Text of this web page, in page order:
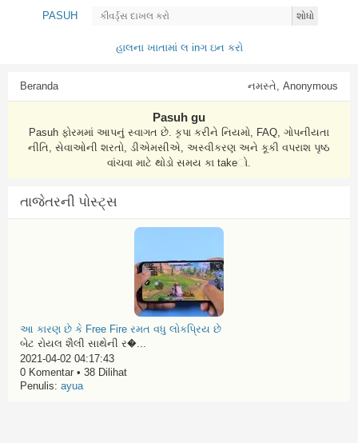
PASUH શોધો
હાલના ખાતામાં લ inગ ઇન કરો
Beranda નમસ્તે, Anonymous
Pasuh gu
Pasuh ફોરમમાં આપનું સ્વાગત છે. કૃપા કરીને નિયમો, FAQ, ગોપનીયતા
નીતિ, સેવાઓની શરતો, ડીએમસીએ, અસ્વીકરણ અને કૂકી વપરાશ પૃષ્ઠ
વાંચવા માટે થોડો સમય કા takeો.
તાજેતરની પોસ્ટ્સ
આ કારણ છે કે Free Fire રમત વધુ લોકપ્રિય છે
બેટ રોયલ શૈલી સાથેની ર�...
2021-04-02 04:17:43
0 Komentar • 38 Dilihat
Penulis: ayua